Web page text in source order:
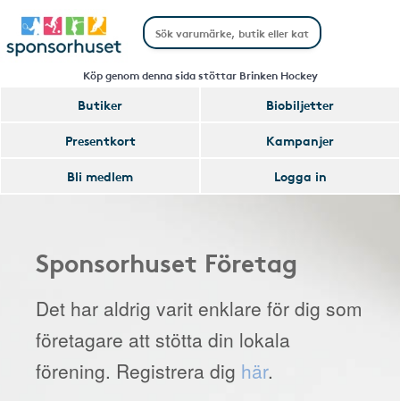
Köp genom denna sida stöttar Brinken Hockey
Butiker
Biobiljetter
Presentkort
Kampanjer
Bli medlem
Logga in
Sponsorhuset Företag
Det har aldrig varit enklare för dig som
företagare att stötta din lokala
förening. Registrera dig här.